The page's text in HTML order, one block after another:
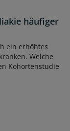
häufiger
ein erhöhtes
Welche
Kohortenstudie